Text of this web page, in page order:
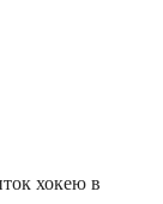
хокею в